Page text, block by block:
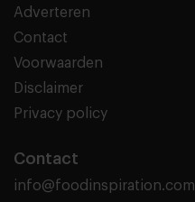
Adverteren
Contact
Voorwaarden
Disclaimer
Privacy policy
Contact
info@foodinspiration.com